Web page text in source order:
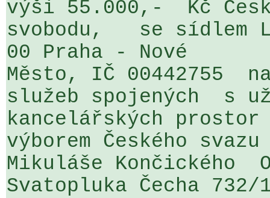
výši 55.000,-  Kč
svobodu,   se sídlem
00 Praha - Nové
Město, IČ 00442755
služeb spojených  s
kancelářských
výborem Českého
Mikuláše Končického
Svatopluka Čecha